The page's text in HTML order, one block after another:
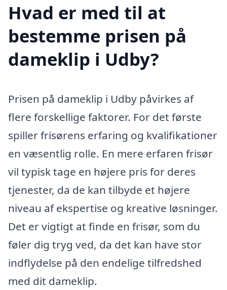
Hvad er med til at
bestemme prisen på
dameklip i Udby?
Prisen på dameklip i Udby påvirkes af
flere forskellige faktorer. For det første
spiller frisørens erfaring og kvalifikationer
en væsentlig rolle. En mere erfaren frisør
vil typisk tage en højere pris for deres
tjenester, da de kan tilbyde et højere
niveau af ekspertise og kreative løsninger.
Det er vigtigt at finde en frisør, som du
føler dig tryg ved, da det kan have stor
indflydelse på den endelige tilfredshed
med dit dameklip.